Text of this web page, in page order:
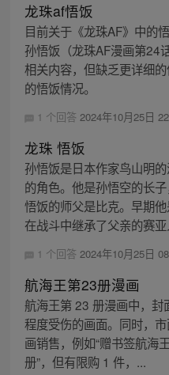
龙珠af悟饭
目前关于《龙珠AF》中的
孙悟饭（龙珠AF漫画第24
相关内容，但缺乏更详细
的悟饭情况。
1 个回答 2024年10月25日
龙珠 悟饭
孙悟饭是日本作家鸟山明
的角色。他是孙悟空的长
悟饭的师父是比克。早期
在战斗中继承了父亲的赛
1 个回答 2024年10月25日
航海王第23册漫画
航海王第 23 册漫画中，封
程度受伤的画面。同时，
画销售，例如“赠书签航海
册”，但有限购 1 件，...